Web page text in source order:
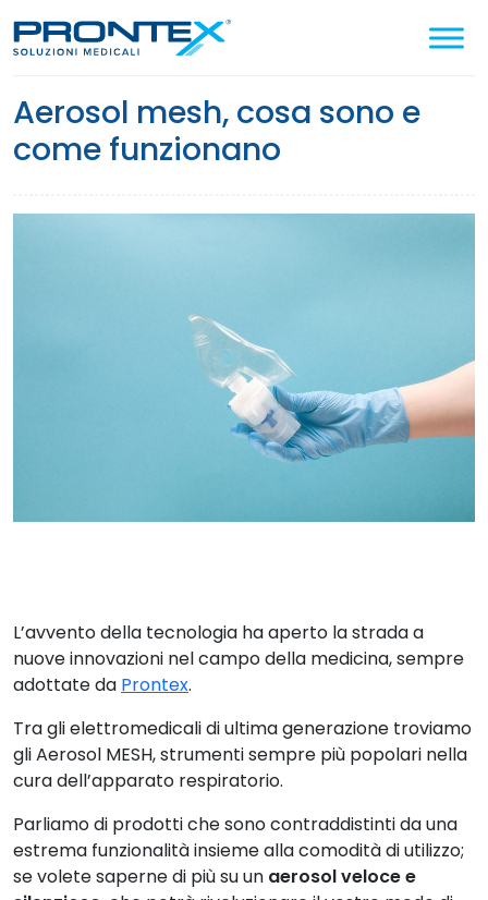
aerosol mesh, cosa sono e
come funzionano
L’avvento della tecnologia ha aperto la strada a
nuove innovazioni nel campo della medicina, sempre
adottate da Prontex.
Tra gli elettromedicali di ultima generazione troviamo
gli Aerosol MESH, strumenti sempre più popolari nella
cura dell’apparato respiratorio.
Parliamo di prodotti che sono contraddistinti da una
estrema funzionalità insieme alla comodità di utilizzo;
se volete saperne di più su un aerosol veloce e